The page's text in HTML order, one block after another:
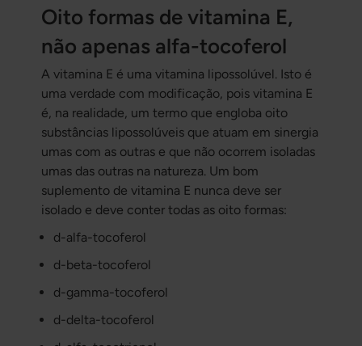
Oito formas de vitamina E,
não apenas alfa-tocoferol
A vitamina E é uma vitamina lipossolúvel. Isto é
uma verdade com modificação, pois vitamina E
é, na realidade, um termo que engloba oito
substâncias lipossolúveis que atuam em sinergia
umas com as outras e que não ocorrem isoladas
umas das outras na natureza. Um bom
suplemento de vitamina E nunca deve ser
isolado e deve conter todas as oito formas:
d-alfa-tocoferol
d-beta-tocoferol
d-gamma-tocoferol
d-delta-tocoferol